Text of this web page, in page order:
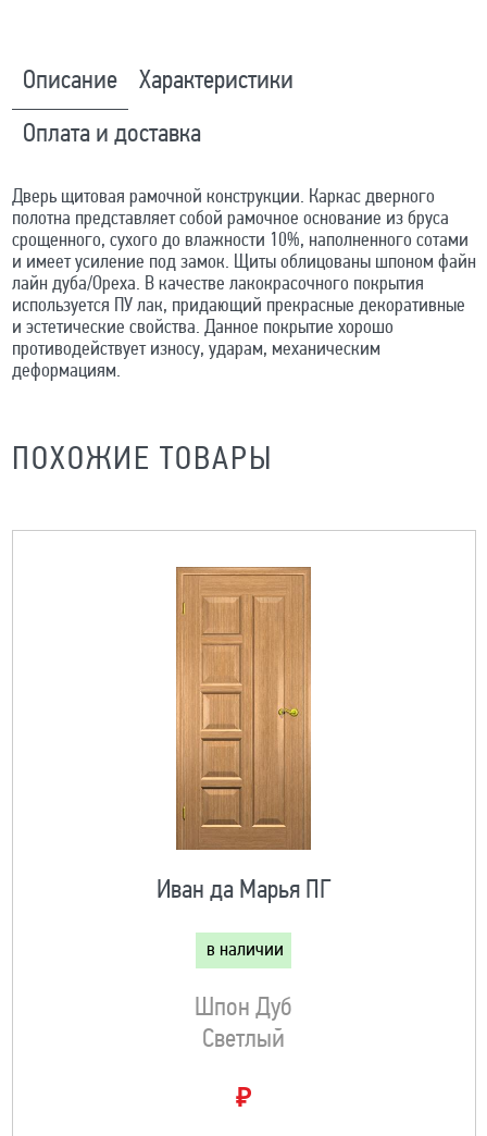
Описание Характеристики
Оплата и доставка
Дверь щитовая рамочной конструкции. Каркас дверного
полотна представляет собой рамочное основание из бруса
срощенного, сухого до влажности 10%, наполненного сотами
и имеет усиление под замок. Щиты облицованы шпоном файн
лайн дуба/Ореха. В качестве лакокрасочного покрытия
используется ПУ лак, придающий прекрасные декоративные
и эстетические свойства. Данное покрытие хорошо
противодействует износу, ударам, механическим
деформациям.
ПОХОЖИЕ ТОВАРЫ
Иван да Марья ПГ
в наличии
Шпон Дуб
Светлый
₽